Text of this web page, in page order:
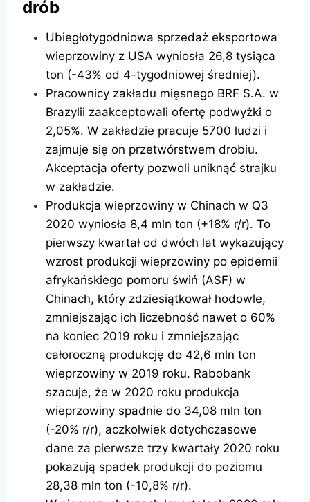
drób
Ubiegłotygodniowa sprzedaż eksportowa
wieprzowiny z USA wyniosła 26,8 tysiąca
ton (-43% od 4-tygodniowej średniej).
Pracownicy zakładu mięsnego BRF S.A. w
Brazylii zaakceptowali ofertę podwyżki o
2,05%. W zakładzie pracuje 5700 ludzi i
zajmuje się on przetwórstwem drobiu.
Akceptacja oferty pozwoli uniknąć strajku
w zakładzie.
Produkcja wieprzowiny w Chinach w Q3
2020 wyniosła 8,4 mln ton (+18% r/r). To
pierwszy kwartał od dwóch lat wykazujący
wzrost produkcji wieprzowiny po epidemii
afrykańskiego pomoru świń (ASF) w
Chinach, który zdziesiątkował hodowle,
zmniejszając ich liczebność nawet o 60%
na koniec 2019 roku i zmniejszając
całoroczną produkcję do 42,6 mln ton
wieprzowiny w 2019 roku. Rabobank
szacuje, że w 2020 roku produkcja
wieprzowiny spadnie do 34,08 mln ton
(-20% r/r), aczkolwiek dotychczasowe
dane za pierwsze trzy kwartały 2020 roku
pokazują spadek produkcji do poziomu
28,38 mln ton (-10,8% r/r).